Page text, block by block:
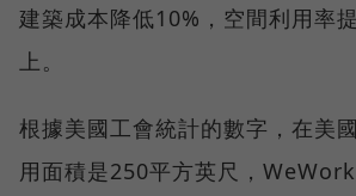
建築成本降低10%，空間利用率
上。
根據美國工會統計的數字，在美
用面積是250平方英尺，